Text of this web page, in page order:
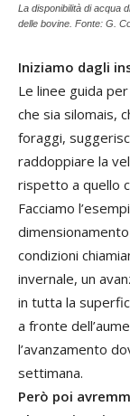
La disponibilità di acqua
delle bovine. Fonte: G.
Iniziamo dagli
Le linee guida
che sia silomais,
foraggi,
raddoppiare la
rispetto a quello
Facciamo
condizioni
invernale, un
in tutta la
a fronte
l’avanzamento
settimana.
Però poi